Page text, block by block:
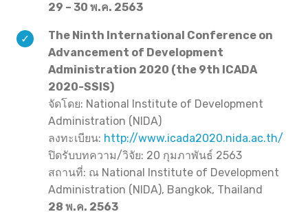
29 – 30 พ.ค. 2563
The Ninth International Conference on
Advancement of Development
Administration 2020 (the 9th ICADA
2020-SSIS)
จัดโดย: National Institute of Development
Administration (NIDA)
ลงทะเบียน: http://www.icada2020.nida.ac.th/
ปิดรับบทความ/วิจัย: 20 กุมภาพันธ์ 2563
สถานที่: ณ National Institute of Development
Administration (NIDA), Bangkok, Thailand
28 พ.ค. 2563